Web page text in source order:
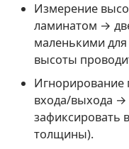
Измерение
ламинатом →
маленькими
высоты
Игнорирование
входа/выхода
зафиксировать
толщины).